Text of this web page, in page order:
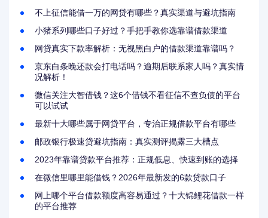
不上征信能借一万的网贷有哪些？真实渠道与避坑指南
小猪系列哪些口子好过？手把手教你选靠谱借款渠道
网贷真实下款率解析：无视黑白户的借款渠道靠谱吗？
京东白条晚还款会打电话吗？逾期后联系家人吗？真实情
况解析！
微信关注大智借钱？这6个借钱不看征信不查负债的平台
可以试试
最新十大哪些属于网贷平台，专治正规借款平台有哪些
邮政银行极速贷避坑指南：真实测评揭露三大槽点
2023年靠谱贷款平台推荐：正规低息、快速到账的选择
在微信里哪里能借钱？2026年最新发的6款贷款口子
网上哪个平台借款额度高容易通过？十大锦鲤花借款一样
的平台推荐